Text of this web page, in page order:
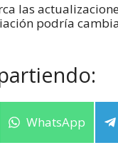
las
podría
WhatsApp